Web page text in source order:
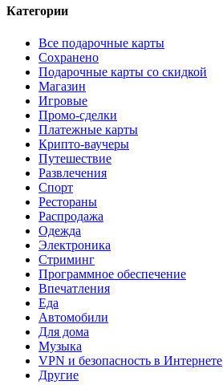
Категории
Все подарочные карты
Сохранено
Подарочные карты со скидкой
Магазин
Игровые
Промо-сделки
Платежные карты
Крипто-ваучеры
Путешествие
Развлечения
Спорт
Рестораны
Распродажа
Одежда
Электроника
Стриминг
Программное обеспечение
Впечатления
Еда
Автомобили
Для дома
Музыка
VPN и безопасность в Интернете
Другие